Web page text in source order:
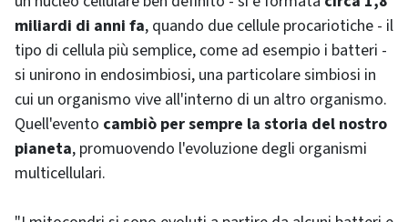
miliardi di anni fa, quando due cellule procariotiche - il
tipo di cellula più semplice, come ad esempio i batteri -
si unirono in endosimbiosi, una particolare simbiosi in
cui un organismo vive all'interno di un altro organismo.
Quell'evento cambiò per sempre la storia del nostro
pianeta, promuovendo l'evoluzione degli organismi
multicellulari.